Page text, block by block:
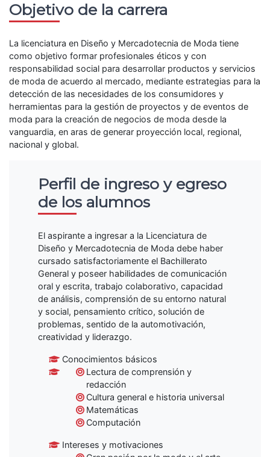
Objetivo de la carrera
La licenciatura en Diseño y Mercadotecnia de Moda tiene
como objetivo formar profesionales éticos y con
responsabilidad social para desarrollar productos y servicios
de moda de acuerdo al mercado, mediante estrategias para la
detección de las necesidades de los consumidores y
herramientas para la gestión de proyectos y de eventos de
moda para la creación de negocios de moda desde la
vanguardia, en aras de generar proyección local, regional,
nacional y global.
Perfil de ingreso y egreso
de los alumnos
El aspirante a ingresar a la Licenciatura de
Diseño y Mercadotecnia de Moda debe haber
cursado satisfactoriamente el Bachillerato
General y poseer habilidades de comunicación
oral y escrita, trabajo colaborativo, capacidad
de análisis, comprensión de su entorno natural
y social, pensamiento crítico, solución de
problemas, sentido de la automotivación,
creatividad y liderazgo.
Conocimientos básicos
Lectura de comprensión y
redacción
Cultura general e historia universal
Matemáticas
Computación
Intereses y motivaciones